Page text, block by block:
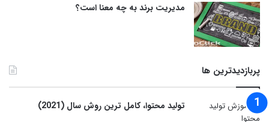
مدیریت برند به چه معنا است؟
پربازدیدترین ها
توليد محتوا، کامل ترین روش سال (2021)